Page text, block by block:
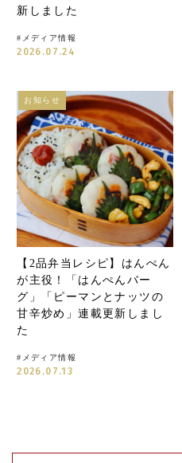
新しました
# メディア情報
2026.07.24
【2品弁当レシピ】はんぺん
が主役！「はんぺんバー
グ」「ピーマンとナッツの
甘辛炒め」連載更新しまし
た
# メディア情報
2026.07.13
お知らせ